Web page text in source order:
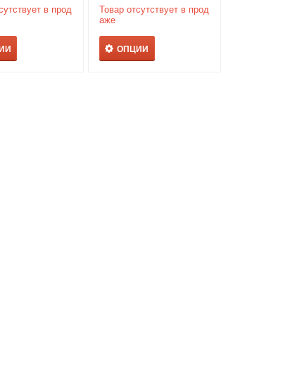
в прод
Товар отсутствует в прод
аже
ОПЦИИ